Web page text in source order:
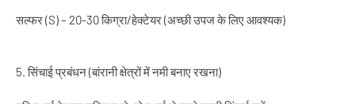
सल्फर (S) – 20-30 किग्रा/हेक्टेयर (अच्छी उपज के लिए आवश्यक)
5. सिंचाई प्रबंधन (बांरानी क्षेत्रों में नमी बनाए रखना)